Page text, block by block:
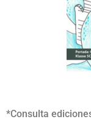
*Consulta